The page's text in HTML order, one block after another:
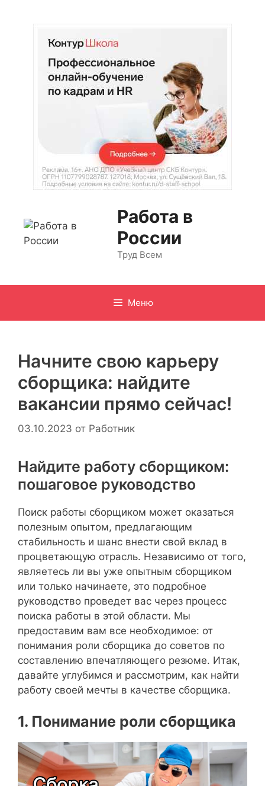
содержимому
Работа в
России
Труд Всем
Меню
Начните свою карьеру
сборщика: найдите
вакансии прямо сейчас!
03.10.2023 от Работник
Найдите работу сборщиком:
пошаговое руководство
Поиск работы сборщиком может оказаться
полезным опытом, предлагающим
стабильность и шанс внести свой вклад в
процветающую отрасль. Независимо от того,
являетесь ли вы уже опытным сборщиком
или только начинаете, это подробное
руководство проведет вас через процесс
поиска работы в этой области. Мы
предоставим вам все необходимое: от
понимания роли сборщика до советов по
составлению впечатляющего резюме. Итак,
давайте углубимся и рассмотрим, как найти
работу своей мечты в качестве сборщика.
1. Понимание роли сборщика